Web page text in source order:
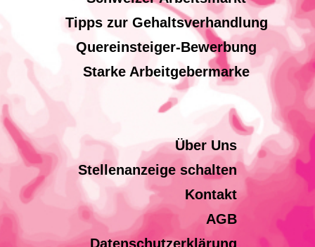
Tipps zur Gehaltsverhandlung
Quereinsteiger-Bewerbung
Starke Arbeitgebermarke
Über Uns
Stellenanzeige schalten
Kontakt
AGB
Datenschutzerklärung